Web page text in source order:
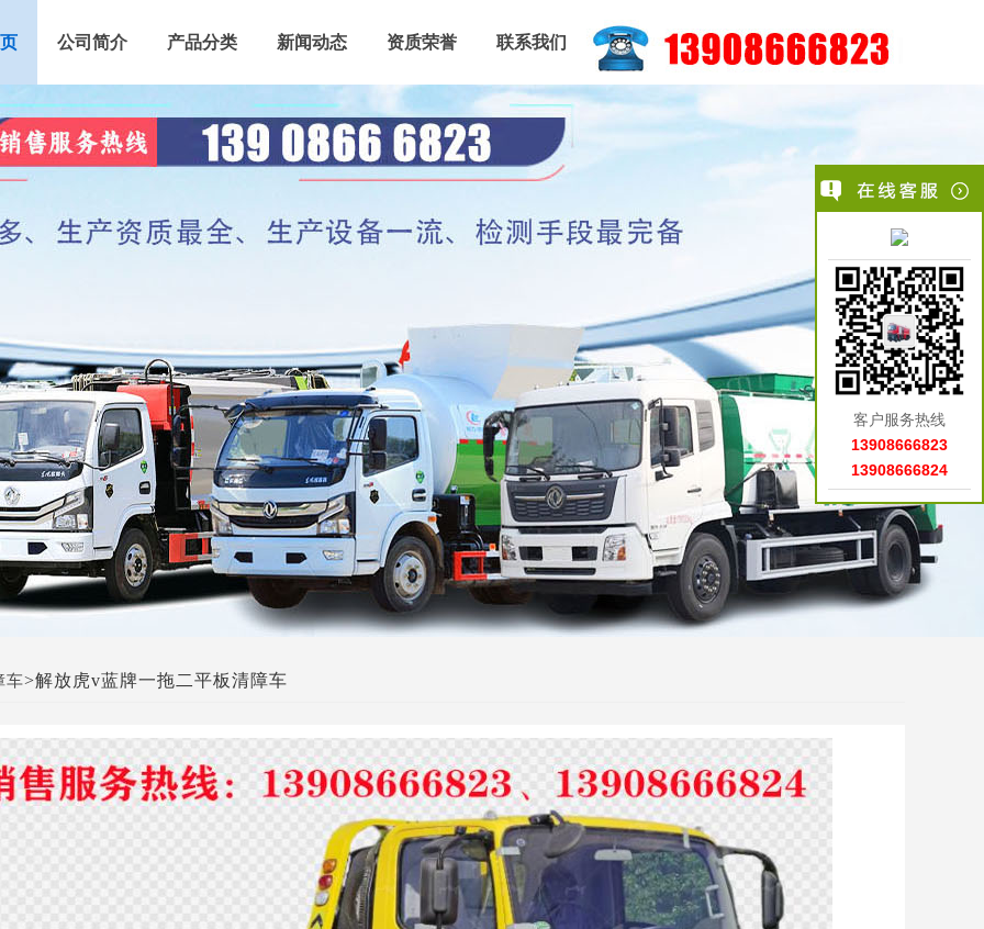
公司简介 产品分类 新闻动态 资质荣誉 联系我们
车>解放虎v蓝牌一拖二平板清障车
客户服务热线
13908666823
13908666824